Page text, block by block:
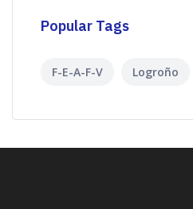
Popular Tags
F-E-A-F-V Logroño